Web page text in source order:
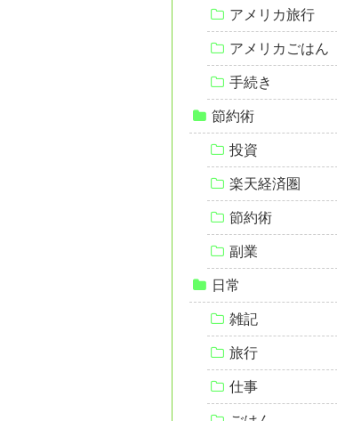
アメリカ旅行
アメリカごはん
手続き
節約術
投資
楽天経済圏
節約術
副業
日常
雑記
旅行
仕事